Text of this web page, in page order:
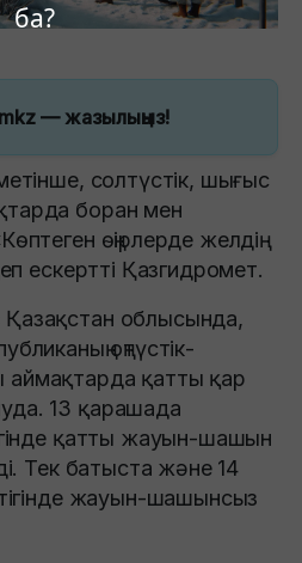
ба?
— жазылыңыз!
солтүстік, шығыс
боран мен
өңірлерде желдің
ескертті Қазгидромет.
облысында,
оңтүстік-
қатты қар
13 қарашада
қатты жауын-шашын
Тек батыста және 14
жауын-шашынсыз